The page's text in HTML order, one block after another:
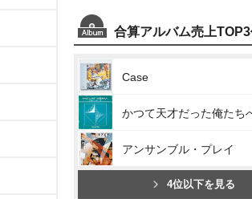
合算アルバム売上
Case
かつて天才だった俺たち
アンサンブル・プレイ
4位以下を見る